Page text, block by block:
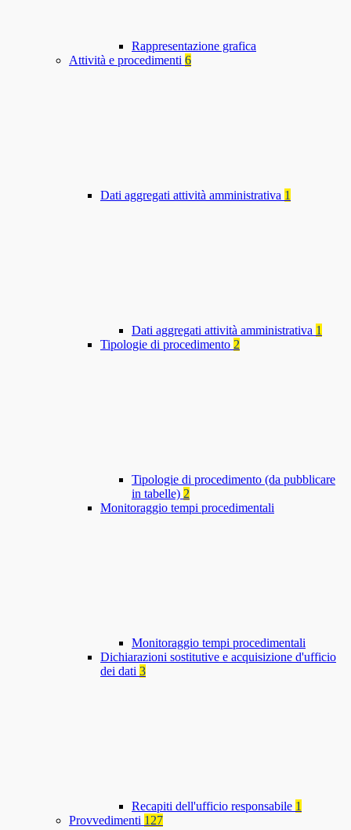
Rappresentazione grafica
Attività e procedimenti 6
Dati aggregati attività amministrativa 1
Dati aggregati attività amministrativa 1
Tipologie di procedimento 2
Tipologie di procedimento (da pubblicare
in tabelle) 2
Monitoraggio tempi procedimentali
Monitoraggio tempi procedimentali
Dichiarazioni sostitutive e acquisizione d'ufficio
dei dati 3
Recapiti dell'ufficio responsabile 1
Provvedimenti 127